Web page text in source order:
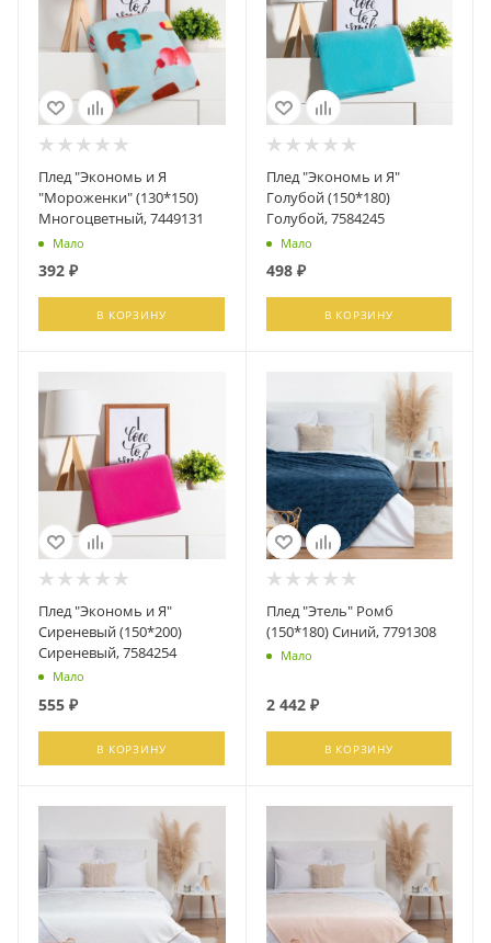
Плед "Экономь и Я
"Мороженки" (130*150)
Многоцветный, 7449131
Мало
392 ₽
В КОРЗИНУ
Плед "Экономь и Я"
Голубой (150*180)
Голубой, 7584245
Мало
498₽
В КОРЗИНУ
Плед "Экономь и Я"
Сиреневый (150*200)
Сиреневый, 7584254
Мало
555 ₽
В КОРЗИНУ
Плед "Этель" Ромб
(150*180) Синий, 7791308
Мало
2 442₽
В КОРЗИНУ